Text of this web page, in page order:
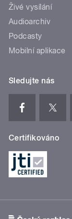
Živé vysílání
Audioarchiv
Podcasty
Mobilní aplikace
Sledujte nás
Certifikováno